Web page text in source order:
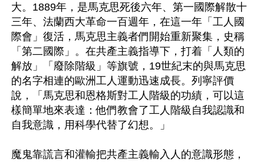
大。1889年，是馬克思死後六年、第一國際解散十
三年、法蘭西大革命一百週年，在這一年「工人國
際會」復活，馬克思主義者們開始重新聚集，史稱
「第二國際」。在共產主義指導下，打着「人類的
解放」「廢除階級」等旗號，19世紀末的與馬克思
的名字相連的歐洲工人運動迅速成長。列寧評價
說，「馬克思和恩格斯對工人階級的功績，可以這
樣簡單地來表達：他們教會了工人階級自我認識和
自我意識，用科學代替了幻想。」
魔鬼靠謊言和灌輸把共產主義輸入人的意識形態，